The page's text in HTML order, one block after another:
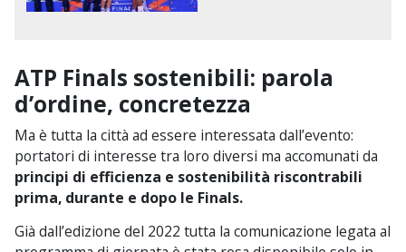
ATP Finals sostenibili: parola
d’ordine, concretezza
Ma è tutta la città ad essere interessata dall’evento:
portatori di interesse tra loro diversi ma accomunati da
principi di efficienza e sostenibilità riscontrabili
prima, durante e dopo le Finals.
Già dall’edizione del 2022 tutta la comunicazione legata al